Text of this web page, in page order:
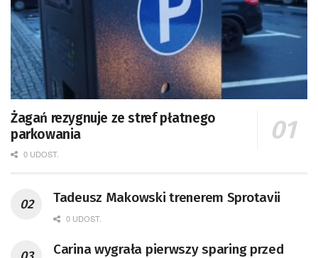
Żagań rezygnuje ze stref płatnego
parkowania
0 UDOST.
Tadeusz Makowski trenerem Sprotavii
0 UDOST.
Carina wygrała pierwszy sparing przed